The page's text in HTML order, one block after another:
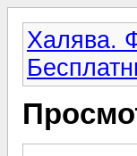
Халява.